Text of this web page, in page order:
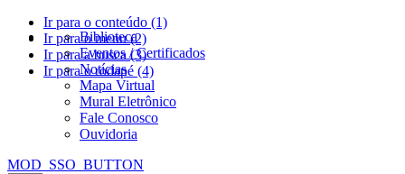
Ir para o conteúdo (1)
Ir para o menu (2)
Ir para a busca (3)
Ir para o rodapé (4)
Biblioteca
Eventos / Certificados
Notícias
Mapa Virtual
Mural Eletrônico
Fale Conosco
Ouvidoria
MOD_SSO_BUTTON